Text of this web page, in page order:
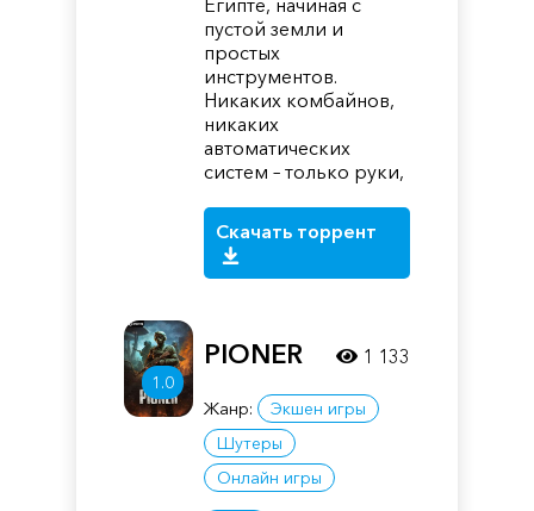
Египте, начиная с
пустой земли и
простых
инструментов.
Никаких комбайнов,
никаких
автоматических
систем – только руки,
Скачать торрент
1.0
PIONER
Жанр:
Экшен игры
Шутеры
Онлайн игры
1 133